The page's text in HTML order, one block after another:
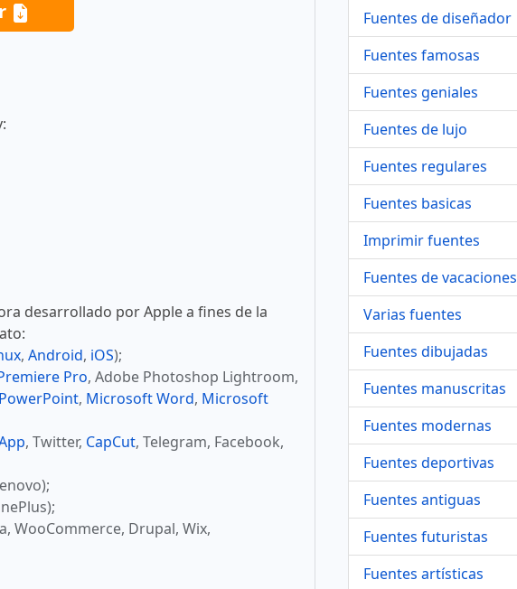
desarrollado por Apple a fines de la
, Android, iOS);
Pro, Adobe Photoshop Lightroom,
, Microsoft Word, Microsoft
, Twitter, CapCut, Telegram, Facebook,
WooCommerce, Drupal, Wix,
Fuentes de diseñador
Fuentes famosas
Fuentes geniales
Fuentes de lujo
Fuentes regulares
Fuentes basicas
Imprimir fuentes
Fuentes de vacaciones
Varias fuentes
Fuentes dibujadas
Fuentes manuscritas
Fuentes modernas
Fuentes deportivas
Fuentes antiguas
Fuentes futuristas
Fuentes artísticas